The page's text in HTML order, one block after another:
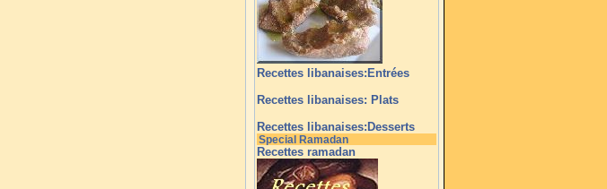
Recettes libanaises:Entrées
Recettes libanaises: Plats
Recettes libanaises:Desserts
Special Ramadan
Recettes ramadan